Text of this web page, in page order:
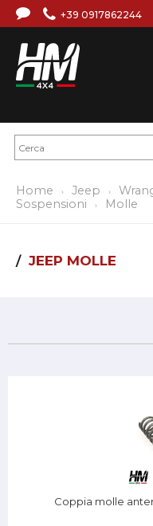
+39 0917862244
Home Jeep
Sospensioni
Molle
JEEP MOLLE
Coppia molle